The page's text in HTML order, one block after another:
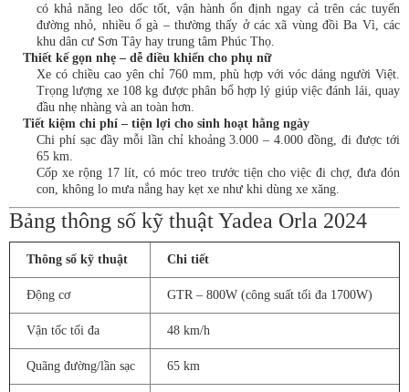
có khả năng leo dốc tốt, vận hành ổn định ngay cả trên các tuyến
đường nhỏ, nhiều ổ gà – thường thấy ở các xã vùng đồi Ba Vì, các
khu dân cư Sơn Tây hay trung tâm Phúc Thọ.
Thiết kế gọn nhẹ – dễ điều khiển cho phụ nữ
Xe có chiều cao yên chỉ 760 mm, phù hợp với vóc dáng người Việt.
Trọng lượng xe 108 kg được phân bổ hợp lý giúp việc đánh lái, quay
đầu nhẹ nhàng và an toàn hơn.
Tiết kiệm chi phí – tiện lợi cho sinh hoạt hằng ngày
Chi phí sạc đầy mỗi lần chỉ khoảng 3.000 – 4.000 đồng, đi được tới
65 km.
Cốp xe rộng 17 lít, có móc treo trước tiện cho việc đi chợ, đưa đón
con, không lo mưa nắng hay kẹt xe như khi dùng xe xăng.
Bảng thông số kỹ thuật Yadea Orla 2024
Thông số kỹ thuật Chi tiết
Động cơ GTR – 800W (công suất tối đa 1700W)
Vận tốc tối đa 48 km/h
Quãng đường/lần sạc 65 km